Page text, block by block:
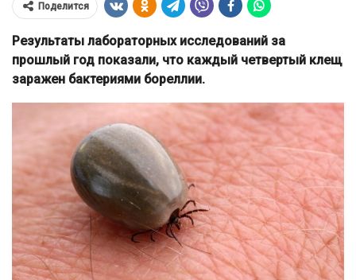
Поделится
Результаты лабораторных исследований за
прошлый год показали, что каждый четвертый клещ
заражен бактериями бореллии.